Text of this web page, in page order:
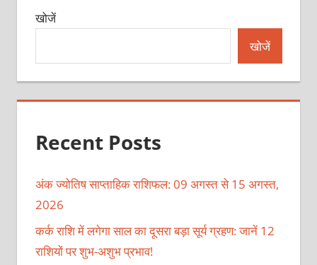
खोजें
खोजें
Recent Posts
अंक ज्योतिष साप्ताहिक राशिफल: 09 अगस्त से 15 अगस्त,
2026
कर्क राशि में लगेगा साल का दूसरा बड़ा सूर्य ग्रहण: जानें 12
राशियों पर शुभ-अशुभ प्रभाव!